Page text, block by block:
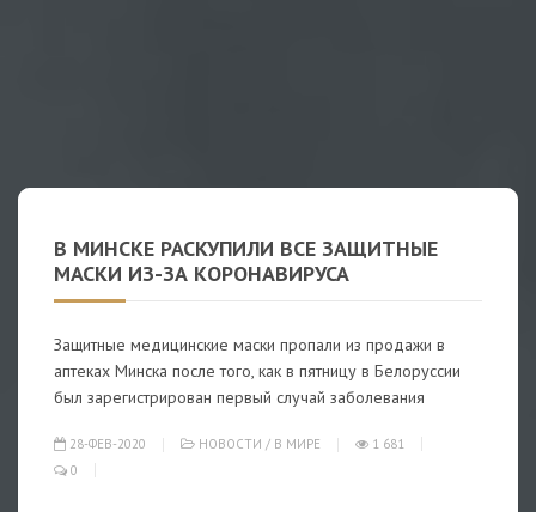
В МИНСКЕ РАСКУПИЛИ ВСЕ ЗАЩИТНЫЕ
МАСКИ ИЗ-ЗА КОРОНАВИРУСА
Защитные медицинские маски пропали из продажи в
аптеках Минска после того, как в пятницу в Белоруссии
был зарегистрирован первый случай заболевания
28-ФЕВ-2020 НОВОСТИ / В МИРЕ
1 681
0